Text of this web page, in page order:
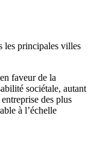
les principales villes
faveur de la
sociétale, autant
des plus
à l’échelle